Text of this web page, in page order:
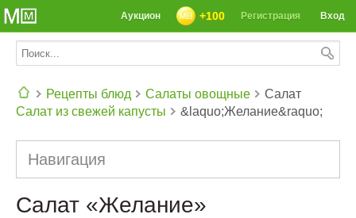
Вход
Регистрация
+100
Аукцион
Рецепты блюд
Салаты овощные
Салат из свежей капусты
Салат
&laquo;Желание&raquo;
Навигация
Салат «Желание»